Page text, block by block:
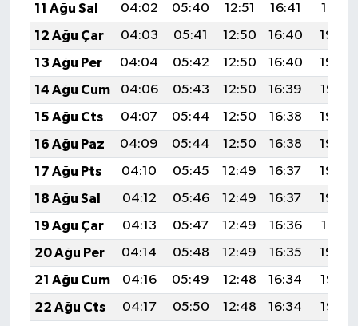
11 Ağu Sal
04:02 05:40 12:51 16:41
19:51
12 Ağu Çar
04:03 05:41 12:50 16:40
19:50
13 Ağu Per
04:04 05:42 12:50 16:40
19:49
14 Ağu Cum
04:06 05:43 12:50 16:39
19:47
15 Ağu Cts
04:07 05:44 12:50 16:38
19:46
16 Ağu Paz
04:09 05:44 12:50 16:38
19:45
17 Ağu Pts
04:10 05:45 12:49 16:37
19:43
18 Ağu Sal
04:12 05:46 12:49 16:37
19:42
19 Ağu Çar
04:13 05:47 12:49 16:36
19:41
20 Ağu Per
04:14 05:48 12:49 16:35
19:39
21 Ağu Cum
04:16 05:49 12:48 16:34
19:38
22 Ağu Cts
04:17 05:50 12:48 16:34
19:36